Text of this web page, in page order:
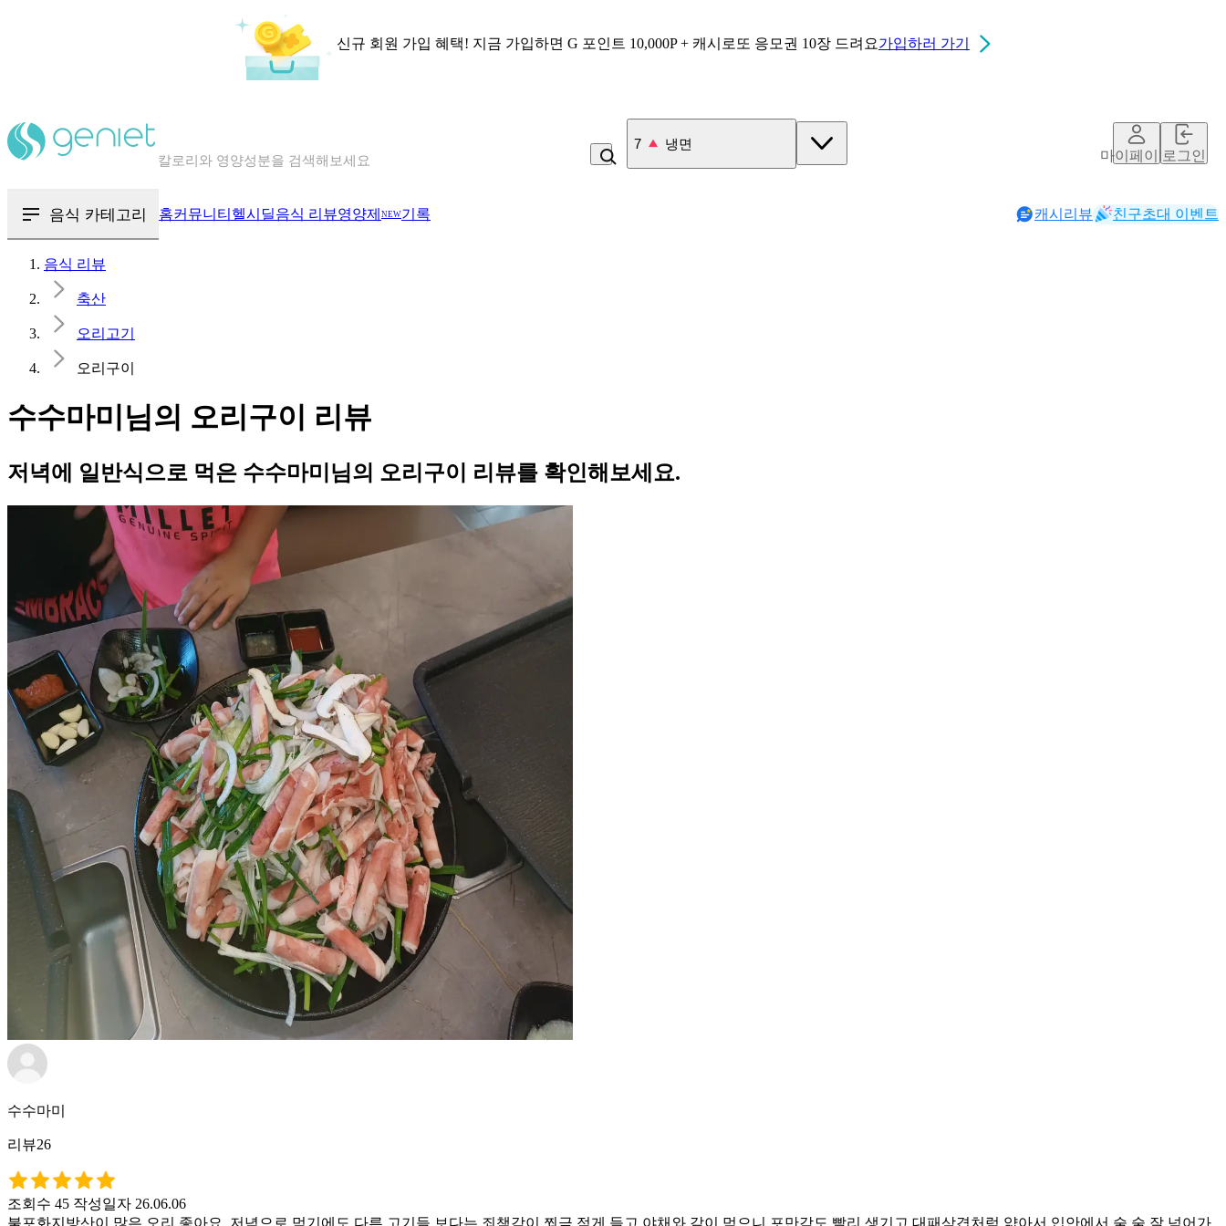
신규 회원 가입 혜택! 지금 가입하면 G 포인트 10,000P + 캐시로또 응모권 10장 드려요가입하러 가기
혈당 · 다이어트 음식 검색해보세요
7 냉면
마이페이지로그인
음식 카테고리 홈커뮤니티 헬시딜음식 리뷰영양제 NEW기록 캐시리뷰 친구초대 이벤트
음식 리뷰
축산
오리고기
오리구이
수수마미님의 오리구이 리뷰
저녁에 일반식으로 먹은 수수마미님의 오리구이 리뷰를 확인해보세요.
수수마미
리뷰26
조회수 45 작성일자 26.06.06
불포화지방산이 많은 오리 좋아요. 저녁으로 먹기에도 다른 고기들 보다는 죄책감이 쬐금 적게 들고 야채와 같이 먹으니 포만감도 빨리 생기고 대패삼겹처럼 얇아서 입안에서 술 술 잘 넘어가